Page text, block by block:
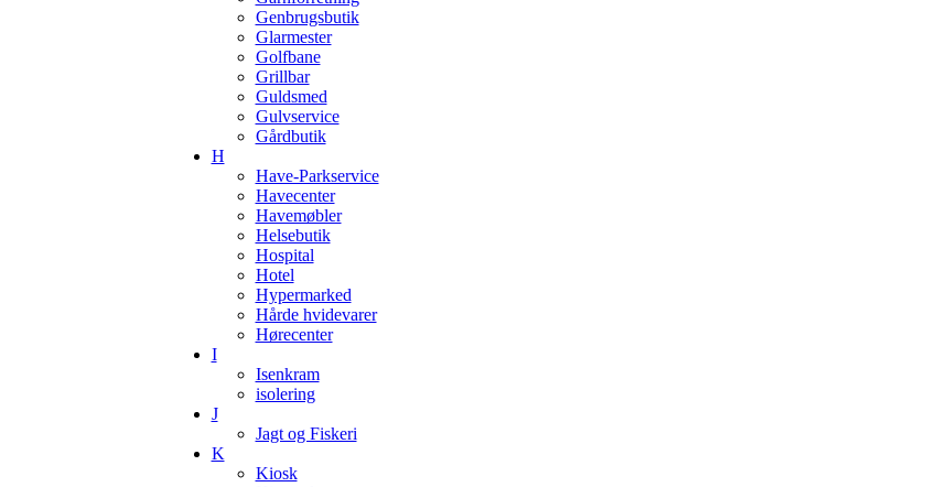
Genbrugsbutik
Glarmester
Golfbane
Grillbar
Guldsmed
Gulvservice
Gårdbutik
H
Have-Parkservice
Havecenter
Havemøbler
Helsebutik
Hospital
Hotel
Hypermarked
Hårde hvidevarer
Hørecenter
I
Isenkram
isolering
J
Jagt og Fiskeri
K
Kiosk